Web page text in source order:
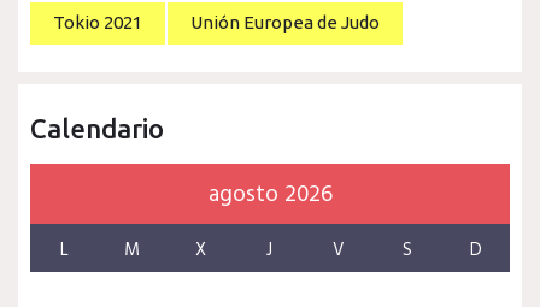
Tokio 2021 Unión Europea de Judo
Calendario
agosto 2026
L M X J V S D